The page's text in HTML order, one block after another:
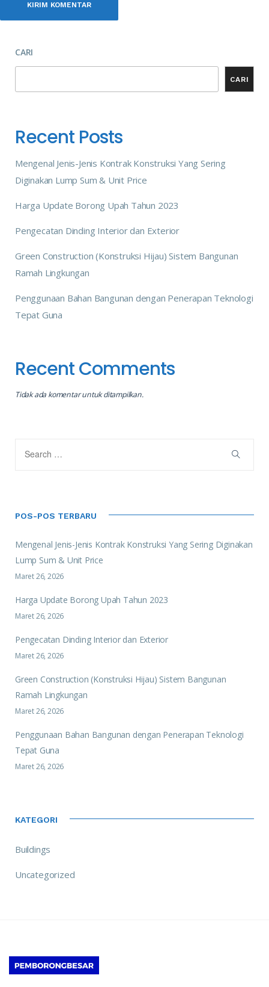
CARI
CARI
Recent Posts
Mengenal Jenis-Jenis Kontrak Konstruksi Yang Sering
Diginakan Lump Sum & Unit Price
Harga Update Borong Upah Tahun 2023
Pengecatan Dinding Interior dan Exterior
Green Construction (Konstruksi Hijau) Sistem Bangunan
Ramah Lingkungan
Penggunaan Bahan Bangunan dengan Penerapan Teknologi
Tepat Guna
Recent Comments
Tidak ada komentar untuk ditampilkan.
POS-POS TERBARU
Mengenal Jenis-Jenis Kontrak Konstruksi Yang Sering Diginakan
Lump Sum & Unit Price
Maret 26, 2026
Harga Update Borong Upah Tahun 2023
Maret 26, 2026
Pengecatan Dinding Interior dan Exterior
Maret 26, 2026
Green Construction (Konstruksi Hijau) Sistem Bangunan
Ramah Lingkungan
Maret 26, 2026
Penggunaan Bahan Bangunan dengan Penerapan Teknologi
Tepat Guna
Maret 26, 2026
KATEGORI
Buildings
Uncategorized